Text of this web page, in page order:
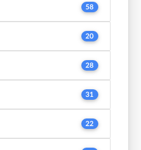
58
20
28
31
22